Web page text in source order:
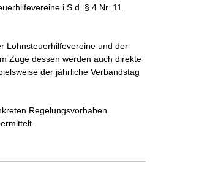
i.S.d. § 4 Nr. 11
Lohnsteuerhilfevereine und der
Zuge dessen werden auch direkte
der jährliche Verbandstag
Regelungsvorhaben